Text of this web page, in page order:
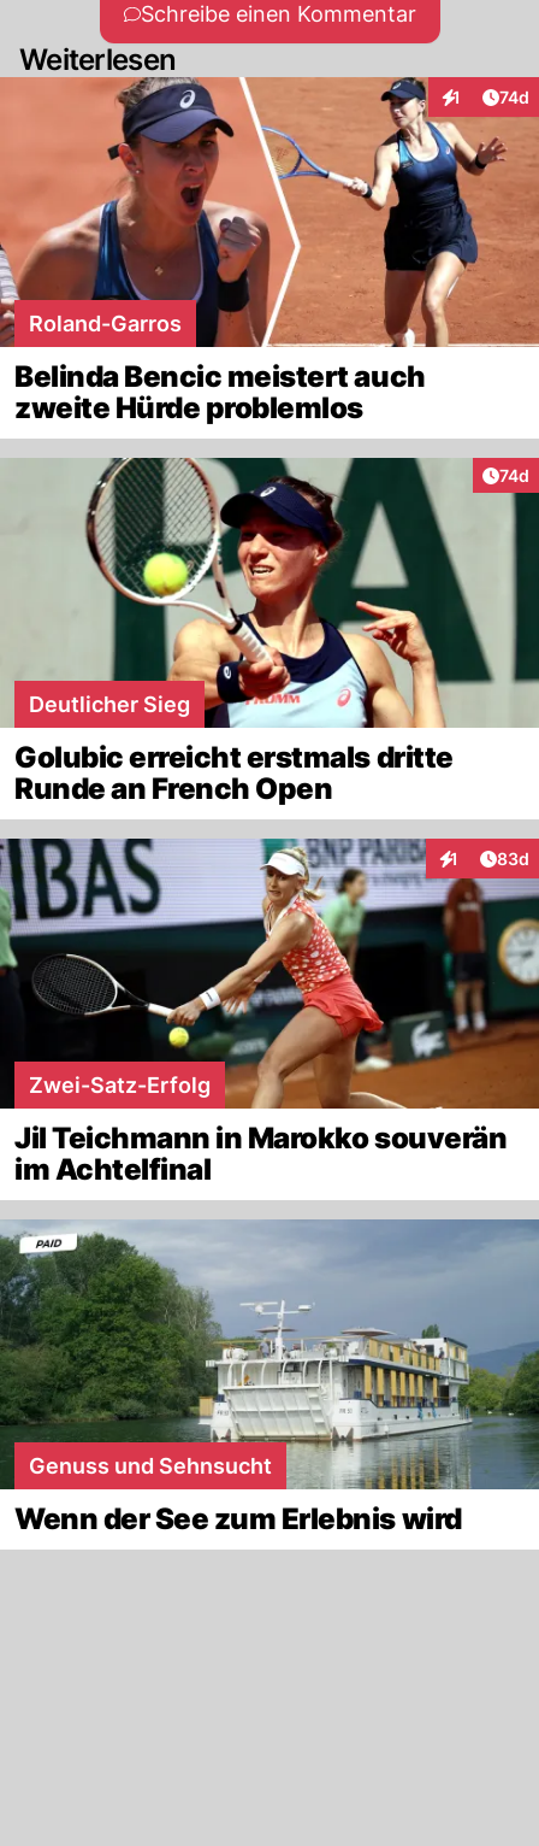
Schreibe einen Kommentar
Weiterlesen
1 74d
Roland-Garros
Belinda Bencic meistert auch
zweite Hürde problemlos
74d
Deutlicher Sieg
Golubic erreicht erstmals dritte
Runde an French Open
1
Interaktionen
83d
Zwei-Satz-Erfolg
Jil Teichmann in Marokko souverän
im Achtelfinal
Genuss und Sehnsucht
Wenn der See zum Erlebnis wird